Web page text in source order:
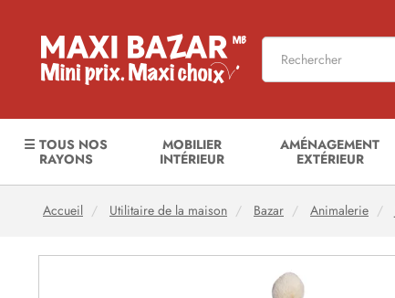
☰ TOUS NOS
RAYONS
MOBILIER
INTÉRIEUR
AMÉNAGEMENT
EXTÉRIEUR
Accueil Utilitaire de la maison Bazar Animalerie